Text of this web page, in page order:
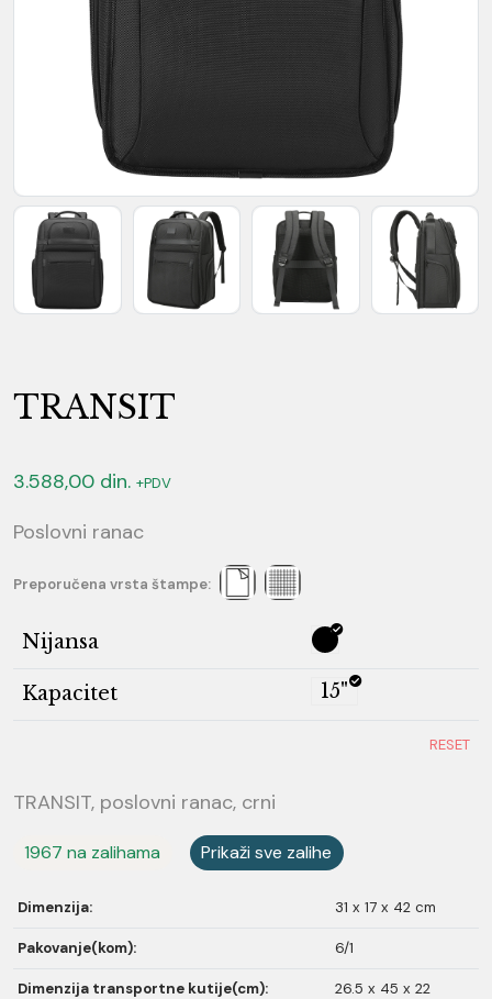
TRANSIT
3.588,00 din. +PDV
Poslovni ranac
Preporučena vrsta štampe:
Nijansa
Kapacitet 15"
RESET
TRANSIT, poslovni ranac, crni
1967 na zalihama Prikaži sve zalihe
Dimenzija: 31 x 17 x 42 cm
Pakovanje(kom): 6/1
Dimenzija transportne kutije(cm): 26.5 x 45 x 22